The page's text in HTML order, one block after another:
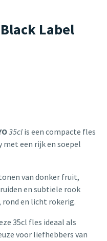
Black Label
35cl is een compacte fles
met een rijk en soepel
van donker fruit,
en subtiele rook
rond en licht rokerig.
35cl fles ideaal als
voor liefhebbers van